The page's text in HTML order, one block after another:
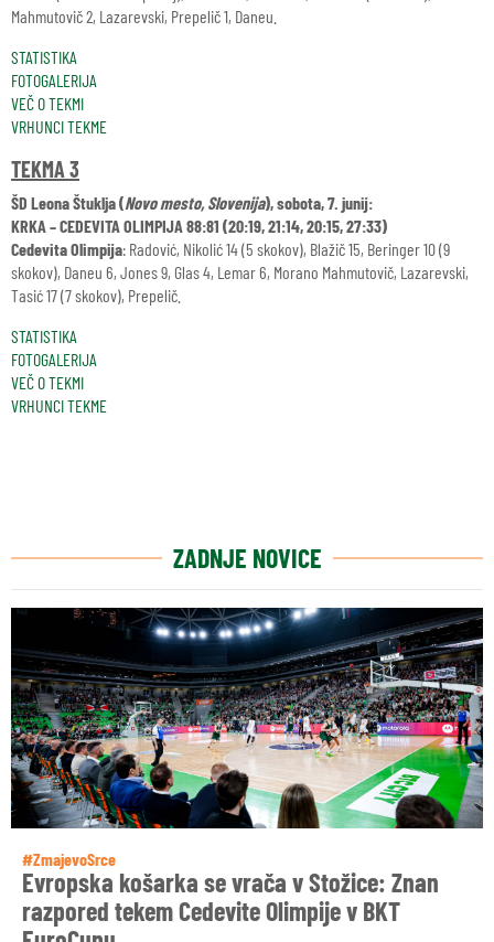
Mahmutovič 2, Lazarevski, Prepelič 1, Daneu.
STATISTIKA
FOTOGALERIJA
VEČ O TEKMI
VRHUNCI TEKME
TEKMA 3
ŠD Leona Štuklja (Novo mesto, Slovenija), sobota, 7. junij:
KRKA – CEDEVITA OLIMPIJA 88:81 (20:19, 21:14, 20:15, 27:33)
Cedevita Olimpija: Radović, Nikolić 14 (5 skokov), Blažič 15, Beringer 10 (9
skokov), Daneu 6, Jones 9, Glas 4, Lemar 6, Morano Mahmutovič, Lazarevski,
Tasić 17 (7 skokov), Prepelič.
STATISTIKA
FOTOGALERIJA
VEČ O TEKMI
VRHUNCI TEKME
ZADNJE NOVICE
#ZmajevoSrce
Evropska košarka se vrača v Stožice: Znan
razpored tekem Cedevite Olimpije v BKT